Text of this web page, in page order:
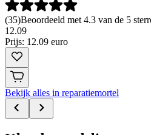
(35)Beoordeeld met 4.3 van de 5
12.09
Prijs: 12.09 euro
Bekijk alles in reparatiemortel